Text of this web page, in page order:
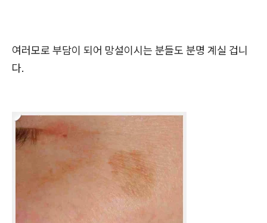
여러모로 부담이 되어 망설이시는 분들도 분명 계실 겁니
다.